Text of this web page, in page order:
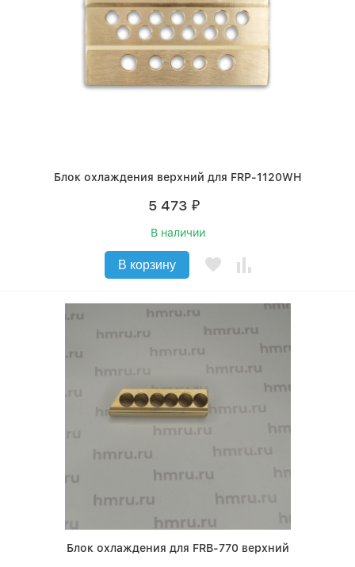
Блок охлаждения верхний для FRP-1120WH
5 473 ₽
В наличии
В корзину
Блок охлаждения для FRB-770 верхний